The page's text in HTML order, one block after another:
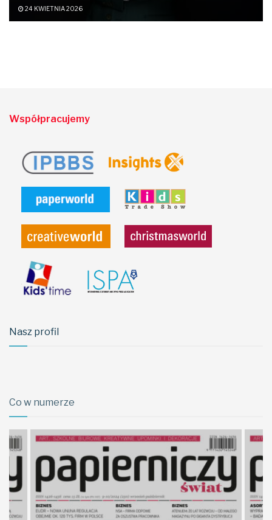
24 KWIETNIA 2026
Współpracujemy
Nasz profil
Co w numerze